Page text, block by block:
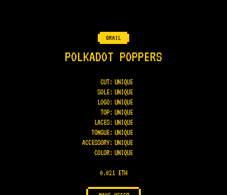
GRAIL
POLKADOT POPPERS
CUT: UNIQUE
SOLE: UNIQUE
LOGO: UNIQUE
TOP: UNIQUE
LACES: UNIQUE
TONGUE: UNIQUE
ACCESSORY: UNIQUE
COLOR: UNIQUE
0.021 ETH